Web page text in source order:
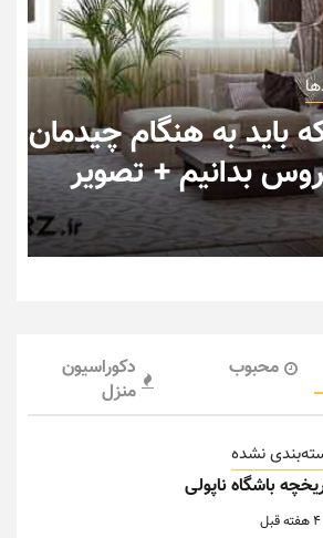
باید به هنگام چیدمان
بدانیم + تصویر
محبوب
دکوراسیون
منزل
نشده
باشگاه ناپولی